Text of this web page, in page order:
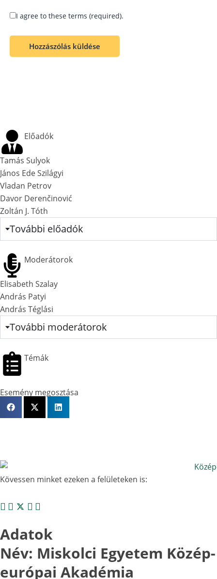
I agree to these terms (required).
Előadók
Tamás Sulyok
János Ede Szilágyi
Vladan Petrov
Davor Derenčinović
Zoltán J. Tóth
További előadók
Moderátorok
Elisabeth Szalay
András Patyi
András Téglási
További moderátorok
Témák
Esemény megosztása
Kövessen minket ezeken a felületeken is:
Adatok
Név: Miskolci Egyetem Közép-
európai Akadémia